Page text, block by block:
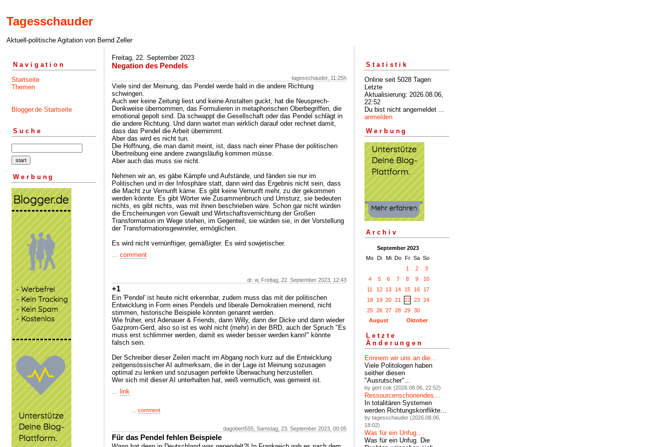
Tagesschauder
Aktuell-politische Agitation von Bernd Zeller
Navigation
Startseite
Themen
Blogger.de Startseite
Suche
Werbung
Freitag, 22. September 2023
Negation des Pendels
tagesschauder, 11:25h
Viele sind der Meinung, das Pendel werde bald in die andere Richtung
schwingen.
Auch wer keine Zeitung liest und keine Anstalten guckt, hat die Neusprech-
Denkweise übernommen, das Formulieren in metaphorischen Oberbegriffen, die
emotional gepolt sind. Da schwappt die Gesellschaft oder das Pendel schlägt in
die andere Richtung. Und dann wartet man wirklich darauf oder rechnet damit,
dass das Pendel die Arbeit übernimmt.
Aber das wird es nicht tun.
Die Hoffnung, die man damit meint, ist, dass nach einer Phase der politischen
Übertreibung eine andere zwangsläufig kommen müsse.
Aber auch das muss sie nicht.
Nehmen wir an, es gäbe Kämpfe und Aufstände, und fänden sie nur im
Politischen und in der Infosphäre statt, dann wird das Ergebnis nicht sein, dass
die Macht zur Vernunft käme. Es gibt keine Vernunft mehr, zu der gekommen
werden könnte. Es gibt Wörter wie Zusammenbruch und Umsturz, sie bedeuten
nichts, es gibt nichts, was mit ihnen beschrieben wäre. Schon gar nicht würden
die Erscheinungen von Gewalt und Wirtschaftsvernichtung der Großen
Transformation im Wege stehen, im Gegenteil, sie würden sie, in der Vorstellung
der Transformationsgewinnler, ermöglichen.
Es wird nicht vernünftiger, gemäßigter. Es wird sowjetischer.
... comment
dr. w, Freitag, 22. September 2023, 12:43
+1
Ein 'Pendel' ist heute nicht erkennbar, zudem muss das mit der politischen
Entwicklung in Form eines Pendels und liberale Demokratien meinend, nicht
stimmen, historische Beispiele könnten genannt werden.
Wie früher, erst Adenauer & Friends, dann Willy, dann der Dicke und dann wieder
Gazprom-Gerd, also so ist es wohl nicht (mehr) in der BRD, auch der Spruch "Es
muss erst schlimmer werden, damit es wieder besser werden kann!" könnte
falsch sein.
Der Schreiber dieser Zeilen macht im Abgang noch kurz auf die Entwicklung
zeitgensössischer AI aufmerksam, die in der Lage ist Meinung sozusagen
optimal zu lenken und sozusagen perfekte Überwachung herzustellen.
Wer sich mit dieser AI unterhalten hat, weiß vermutlich, was gemeint ist.
... link
comment
dagobert555, Samstag, 23. September 2023, 00:05
Für das Pendel fehlen Beispiele
Statistik
Online seit 5028 Tagen
Letzte
Aktualisierung: 2026.08.06,
22:52
Du bist nicht angemeldet ...
anmelden
Werbung
Archiv
September 2023
Mo Di Mi Do Fr Sa So
1
2
3
4
5 6 7 8 9
10
11
12 13 14 15 16
17
18
19 20 21 22 23
24
25
26 27 28 29 30
August
Oktober
Letzte
Änderungen
Erinnern wir uns an die...
Viele Politologen haben
seither diesen
"Ausrutscher"...
by gert cok (2026.08.06, 22:52)
Ressourcenschonendes...
In totalitären Systemen
werden Richtungskonflikte...
by tagesschauder (2026.08.06,
18:02)
Was für ein Unfug....
Was für ein Unfug. Die